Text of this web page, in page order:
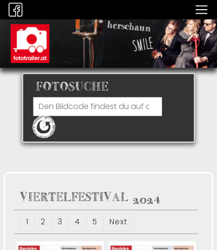
FOTOSUCHE
VIERTELFESTIVAL 2024
1 2 3 4 5 Next